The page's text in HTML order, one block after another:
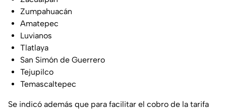
Zumpahuacán
Amatepec
Luvianos
Tlatlaya
San Simón de Guerrero
Tejupilco
Temascaltepec
Se indicó además que para facilitar el cobro de la tarifa